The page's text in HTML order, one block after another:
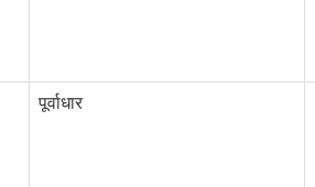
पूर्वाधार